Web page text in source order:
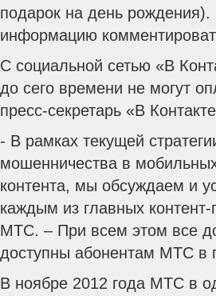
подарок на день рождения).
информацию
С социальной сетью «В
до сего времени не могут
пресс-секретарь «В
- В рамках текущей
мошенничества в
контента, мы обсуждаем и
каждым из главных
МТС. – При всем этом все
доступны абонентам МТС в
В ноябре 2012 года МТС в